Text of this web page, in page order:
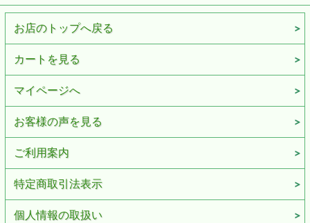
お店のトップへ戻る
カートを見る
マイページへ
お客様の声を見る
ご利用案内
特定商取引法表示
個人情報の取扱い